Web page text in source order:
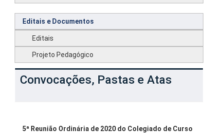
Editais e Documentos
Editais
Projeto Pedagógico
Convocações, Pastas e Atas
5ª Reunião Ordinária de 2020 do Colegiado de Curso